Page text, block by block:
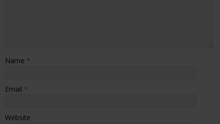
Name *
Email *
Website